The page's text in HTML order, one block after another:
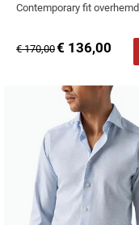
€ 170,00€ 136,00